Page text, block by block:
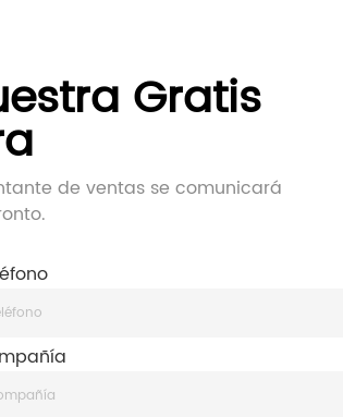
Gratis
de ventas se comunicará